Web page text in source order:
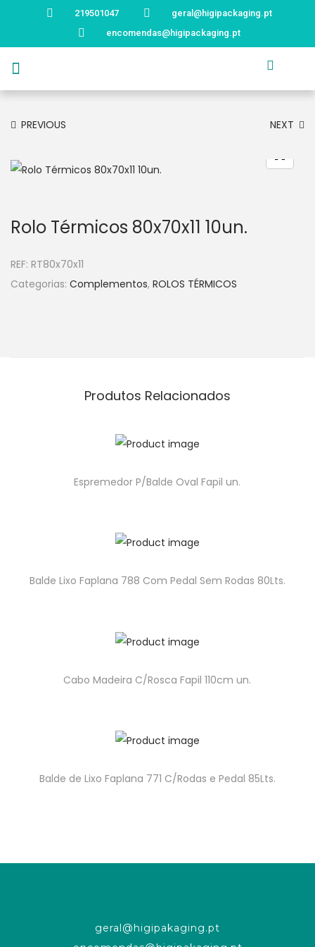
219501047
geral@higipackaging.pt
encomendas@higipackaging.pt
PREVIOUS NEXT
Rolo Térmicos 80x70x11 10un.
REF: RT80x70x11
Categorias: Complementos, ROLOS TÉRMICOS
Produtos Relacionados
Espremedor P/Balde Oval Fapil un.
Balde Lixo Faplana 788 Com Pedal Sem Rodas 80Lts.
Cabo Madeira C/Rosca Fapil 110cm un.
Balde de Lixo Faplana 771 C/Rodas e Pedal 85Lts.
geral@higipakaging.pt